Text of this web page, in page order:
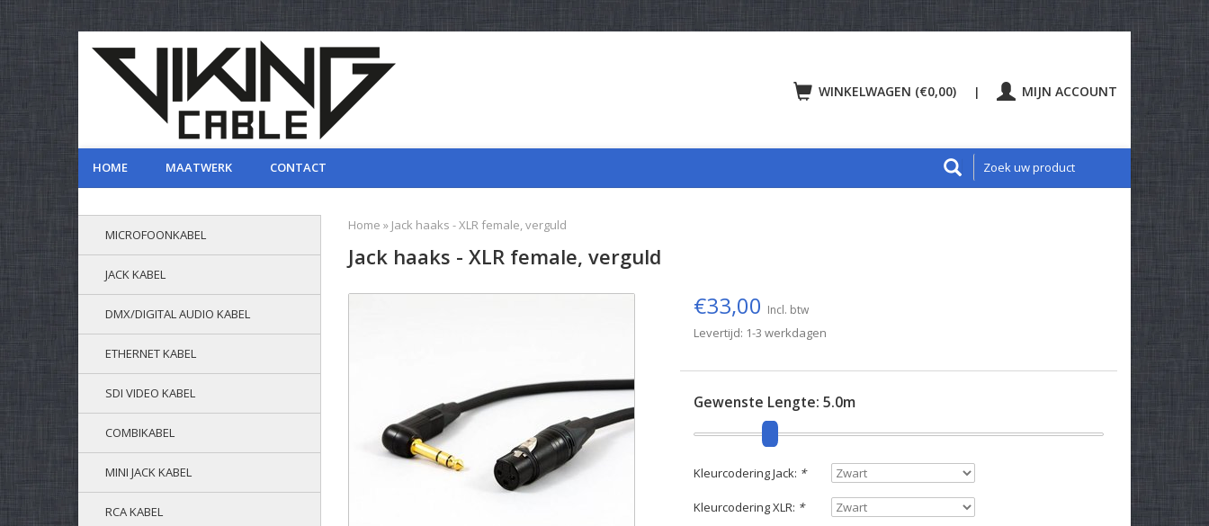
WINKELWAGEN (€0,00) | MIJN ACCOUNT
HOME MAATWERK CONTACT
MICROFOONKABEL
JACK KABEL
DMX/DIGITAL AUDIO KABEL
ETHERNET KABEL
SDI VIDEO KABEL
COMBIKABEL
MINI JACK KABEL
RCA KABEL
Home » Jack haaks - XLR female, verguld
Jack haaks - XLR female, verguld
€33,00 Incl. btw
Levertijd: 1-3 werkdagen
Gewenste Lengte: 5.0m
Kleurcodering Jack: *
Kleurcodering XLR: *